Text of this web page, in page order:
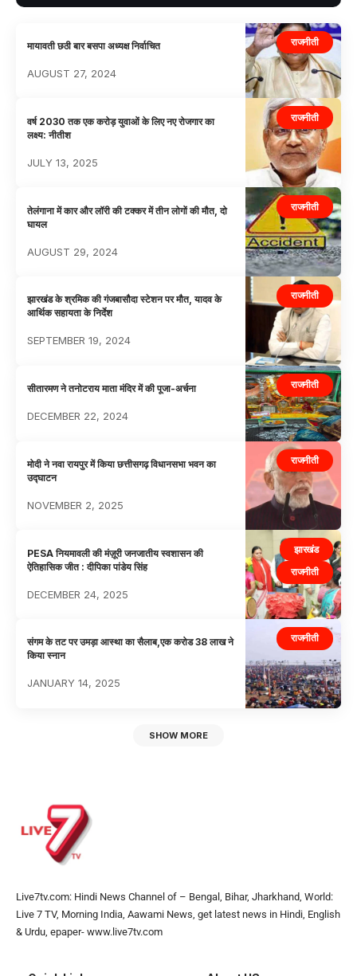
राजनीती
मायावती छठी बार बसपा अध्यक्ष निर्वाचित
AUGUST 27, 2024
राजनीती
वर्ष 2030 तक एक करोड़ युवाओं के लिए नए रोजगार का
लक्ष्य: नीतीश
JULY 13, 2025
राजनीती
तेलंगाना में कार और लॉरी की टक्कर में तीन लोगों की मौत, दो
घायल
AUGUST 29, 2024
राजनीती
झारखंड के श्रमिक की गंजबासौदा स्टेशन पर मौत, यादव के
आर्थिक सहायता के निर्देश
SEPTEMBER 19, 2024
राजनीती
सीतारमण ने तनोटराय माता मंदिर में की पूजा-अर्चना
DECEMBER 22, 2024
राजनीती
मोदी ने नवा रायपुर में किया छत्तीसगढ़ विधानसभा भवन का
उद्घाटन
NOVEMBER 2, 2025
झारखंड
राजनीती
PESA नियमावली की मंज़ूरी जनजातीय स्वशासन की
ऐतिहासिक जीत : दीपिका पांडेय सिंह
DECEMBER 24, 2025
राजनीती
संगम के तट पर उमड़ा आस्था का सैलाब,एक करोड 38 लाख ने
किया स्नान
JANUARY 14, 2025
SHOW MORE
Live7tv.com: Hindi News Channel of – Bengal, Bihar, Jharkhand, World:
Live 7 TV, Morning India, Aawami News, get latest news in Hindi, English
& Urdu, epaper- www.live7tv.com